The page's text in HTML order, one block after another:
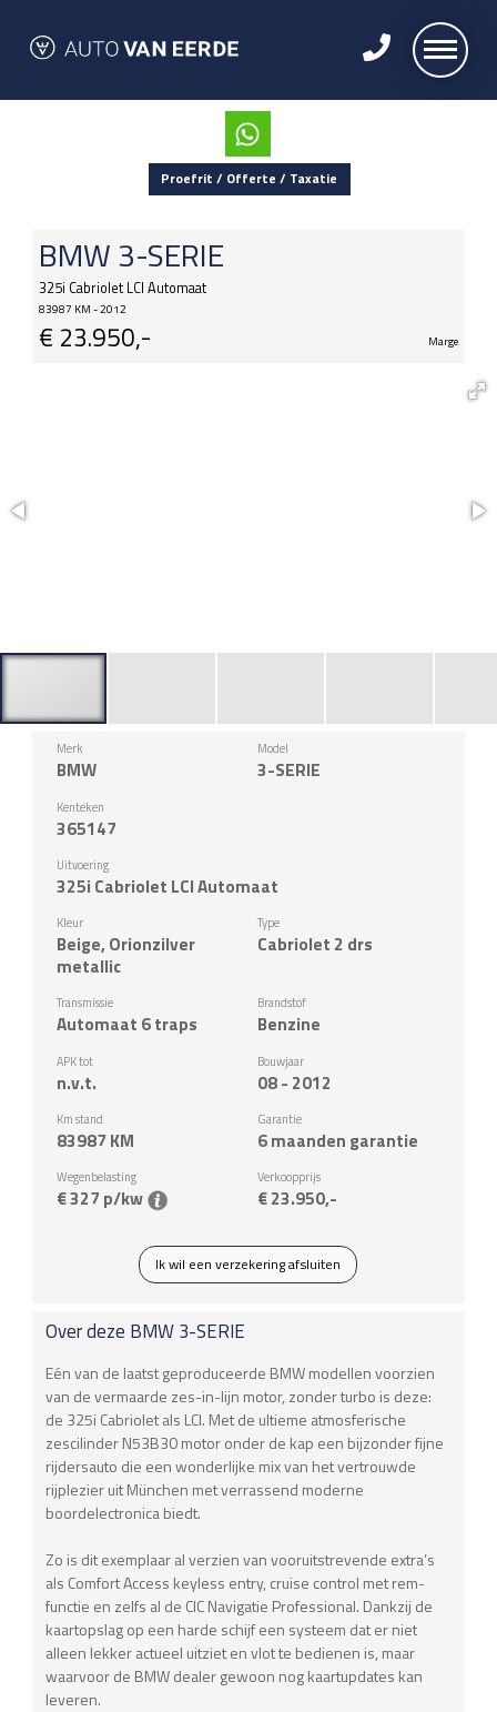
Proefrit / Offerte / Taxatie
BMW3-SERIE
325i Cabriolet LCI Automaat
83987 KM - 2012
€ 23.950,- Marge
Merk
BMW
Model
3-SERIE
Kenteken
365147
Uitvoering
325i Cabriolet LCI Automaat
Kleur
Beige, Orionzilver
metallic
Type
Cabriolet 2 drs
Transmissie
Automaat 6 traps
Brandstof
Benzine
APK tot
n.v.t.
Bouwjaar
08 - 2012
Km stand
83987 KM
Garantie
6 maanden garantie
Wegenbelasting
€ 327 p/kw
Verkoopprijs
€ 23.950,-
Ik wil een verzekering afsluiten
Over deze BMW3-SERIE
Eén van de laatst geproduceerde BMW modellen voorzien
van de vermaarde zes-in-lijn motor, zonder turbo is deze:
de 325i Cabriolet als LCI. Met de ultieme atmosferische
zescilinder N53B30 motor onder de kap een bijzonder fijne
rijdersauto die een wonderlijke mix van het vertrouwde
rijplezier uit München met verrassend moderne
boordelectronica biedt.
Zo is dit exemplaar al verzien van vooruitstrevende extra’s
als Comfort Access keyless entry, cruise control met rem-
functie en zelfs al de CIC Navigatie Professional. Dankzij de
kaartopslag op een harde schijf een systeem dat er niet
alleen lekker actueel uitziet en vlot te bedienen is, maar
waarvoor de BMW dealer gewoon nog kaartupdates kan
leveren.